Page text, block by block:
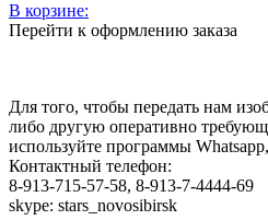
В корзине:
Перейти к оформлению заказа
Для того, чтобы передать нам
либо другую оперативно
используйте программы
Контактный телефон:
8-913-715-57-58, 8-913-7-4444-69
skype: stars_novosibirsk